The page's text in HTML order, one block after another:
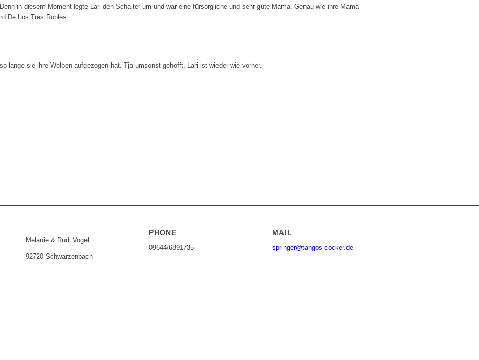
in diesem Moment legte Lari den Schalter um und war eine fürsorgliche und sehr gute Mama. Genau wie ihre Mama
De Los Tres Robles.
lange sie ihre Welpen aufgezogen hat. Tja umsonst gehofft, Lari ist wieder wie vorher.
Melanie & Rudi Vogel
92720 Schwarzenbach
PHONE
09644/6891735
MAIL
springer@tangos-cocker.de